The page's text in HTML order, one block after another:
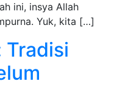
ini, insya Allah
Yuk, kita […]
Tradisi